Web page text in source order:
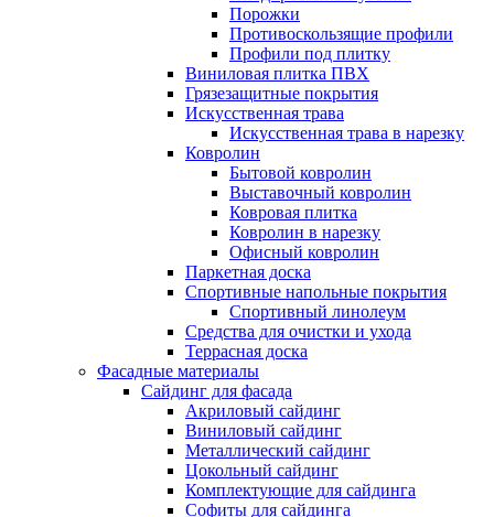
Порожки
Противоскользящие профили
Профили под плитку
Виниловая плитка ПВХ
Грязезащитные покрытия
Искусственная трава
Искусственная трава в нарезку
Ковролин
Бытовой ковролин
Выставочный ковролин
Ковровая плитка
Ковролин в нарезку
Офисный ковролин
Паркетная доска
Спортивные напольные покрытия
Спортивный линолеум
Средства для очистки и ухода
Террасная доска
Фасадные материалы
Сайдинг для фасада
Акриловый сайдинг
Виниловый сайдинг
Металлический сайдинг
Цокольный сайдинг
Комплектующие для сайдинга
Софиты для сайдинга